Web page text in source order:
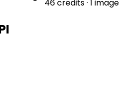
46 credits · 1 image